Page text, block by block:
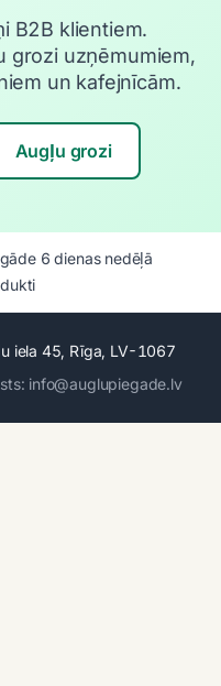
B2B klientiem.
grozi uzņēmumiem,
un kafejnīcām.
Augļu grozi
6 dienas nedēļā
iela 45, Rīga, LV-1067
info@auglupiegade.lv